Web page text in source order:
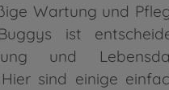
Wartung und
ist
und
sind einige